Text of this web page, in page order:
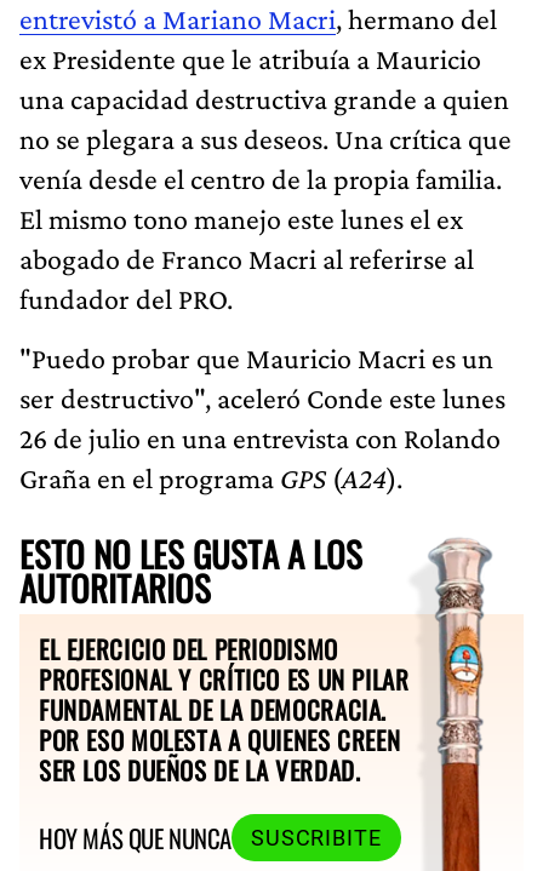
entrevistó a Mariano Macri, hermano del
ex Presidente que le atribuía a Mauricio
una capacidad destructiva grande a quien
no se plegara a sus deseos. Una crítica que
venía desde el centro de la propia familia.
El mismo tono manejo este lunes el ex
abogado de Franco Macri al referirse al
fundador del PRO.
"Puedo probar que Mauricio Macri es un
ser destructivo", aceleró Conde este lunes
26 de julio en una entrevista con Rolando
Graña en el programa GPS (A24).
ESTO NO LES GUSTA A LOS
AUTORITARIOS
EL EJERCICIO DEL PERIODISMO
PROFESIONAL Y CRÍTICO ES UN PILAR
FUNDAMENTAL DE LA DEMOCRACIA.
POR ESO MOLESTA A QUIENES CREEN
SER LOS DUEÑOS DE LA VERDAD.
HOY MÁS QUE NUNCA
SUSCRIBITE